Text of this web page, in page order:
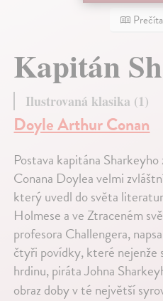
Kapitán
Ilustrovaná klasika (1)
Doyle Arthur Conan
Postava kapitána
Conana Doylea velmi
který uvedl do světa
Holmese a ve Ztraceném
profesora Challengera,
čtyři povídky, které nejenže
hrdinu, piráta Johna
obraz doby v té největší